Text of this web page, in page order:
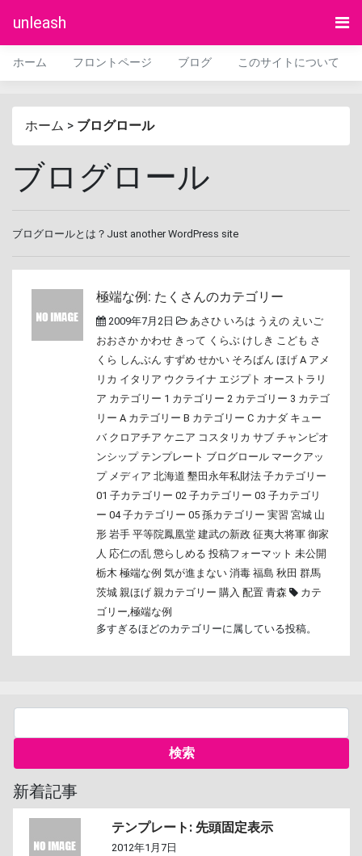
unleash
ホーム フロントページ ブログ このサイトについて
ホーム > ブログロール
ブログロール
ブログロールとは？Just another WordPress site
極端な例: たくさんのカテゴリー
2009年7月2日 あさひ いろは うえの えいご
おおさか かわせ きって くらぶ けしき こども さ
くら しんぶん すずめ せかい そろばん ほげ A アメ
リカ イタリア ウクライナ エジプト オーストラリ
ア カテゴリー 1 カテゴリー 2 カテゴリー 3 カテゴ
リー A カテゴリー B カテゴリー C カナダ キュー
バ クロアチア ケニア コスタリカ サブ チャンピオ
ンシップ テンプレート ブログロール マークアッ
プ メディア 北海道 墾田永年私財法 子カテゴリー
01 子カテゴリー 02 子カテゴリー 03 子カテゴリ
ー 04 子カテゴリー 05 孫カテゴリー 実習 宮城 山
形 岩手 平等院鳳凰堂 建武の新政 征夷大将軍 御家
人 応仁の乱 懲らしめる 投稿フォーマット 未公開
栃木 極端な例 気が進まない 消毒 福島 秋田 群馬
茨城 親ほげ 親カテゴリー 購入 配置 青森
カテ
ゴリー,極端な例
多すぎるほどのカテゴリーに属している投稿。
新着記事
テンプレート: 先頭固定表示
2012年1月7日